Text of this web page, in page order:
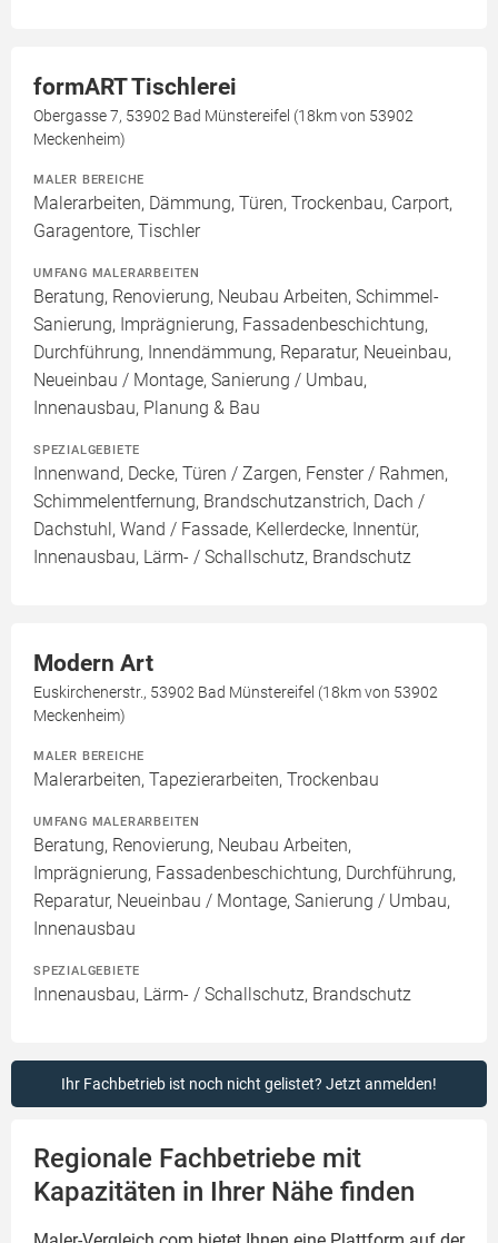
formART Tischlerei
Obergasse 7, 53902 Bad Münstereifel (18km von 53902
Meckenheim)
MALER BEREICHE
Malerarbeiten, Dämmung, Türen, Trockenbau, Carport,
Garagentore, Tischler
UMFANG MALERARBEITEN
Beratung, Renovierung, Neubau Arbeiten, Schimmel-
Sanierung, Imprägnierung, Fassadenbeschichtung,
Durchführung, Innendämmung, Reparatur, Neueinbau,
Neueinbau / Montage, Sanierung / Umbau,
Innenausbau, Planung & Bau
SPEZIALGEBIETE
Innenwand, Decke, Türen / Zargen, Fenster / Rahmen,
Schimmelentfernung, Brandschutzanstrich, Dach /
Dachstuhl, Wand / Fassade, Kellerdecke, Innentür,
Innenausbau, Lärm- / Schallschutz, Brandschutz
Modern Art
Euskirchenerstr., 53902 Bad Münstereifel (18km von 53902
Meckenheim)
MALER BEREICHE
Malerarbeiten, Tapezierarbeiten, Trockenbau
UMFANG MALERARBEITEN
Beratung, Renovierung, Neubau Arbeiten,
Imprägnierung, Fassadenbeschichtung, Durchführung,
Reparatur, Neueinbau / Montage, Sanierung / Umbau,
Innenausbau
SPEZIALGEBIETE
Innenausbau, Lärm- / Schallschutz, Brandschutz
Ihr Fachbetrieb ist noch nicht gelistet? Jetzt anmelden!
Regionale Fachbetriebe mit
Kapazitäten in Ihrer Nähe finden